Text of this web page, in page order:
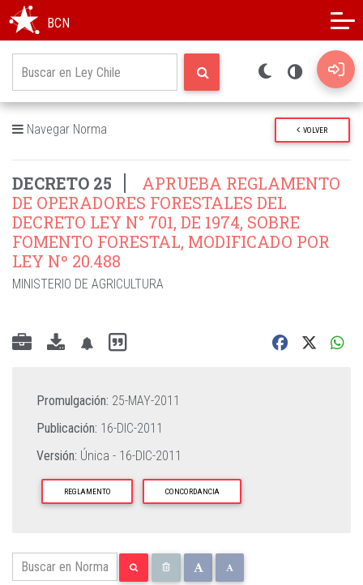
BCN
Navegar Norma VOLVER
DECRETO 25
APRUEBA REGLAMENTO
DE OPERADORES FORESTALES DEL
DECRETO LEY N° 701, DE 1974, SOBRE
FOMENTO FORESTAL, MODIFICADO POR
LEY Nº 20.488
MINISTERIO DE AGRICULTURA
Promulgación: 25-MAY-2011
Publicación: 16-DIC-2011
Versión: Única - 16-DIC-2011
REGLAMENTO CONCORDANCIA